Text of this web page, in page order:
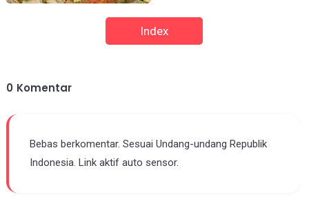
Index
0 Komentar
Bebas berkomentar. Sesuai Undang-undang Republik
Indonesia. Link aktif auto sensor.